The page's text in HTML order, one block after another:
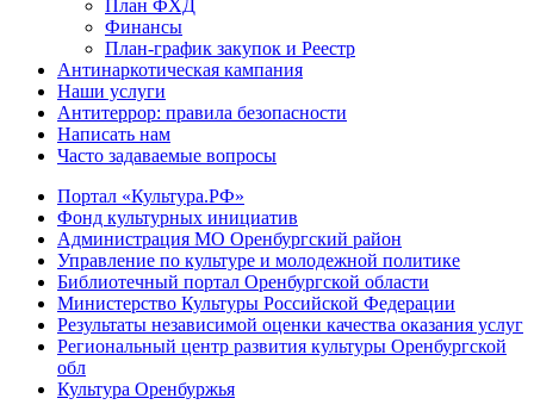
План ФХД
Финансы
План-график закупок и Реестр
Антинаркотическая кампания
Наши услуги
Антитеррор: правила безопасности
Написать нам
Часто задаваемые вопросы
Портал «Культура.РФ»
Фонд культурных инициатив
Администрация МО Оренбургский район
Управление по культуре и молодежной политике
Библиотечный портал Оренбургской области
Министерство Культуры Российской Федерации
Результаты независимой оценки качества оказания услуг
Региональный центр развития культуры Оренбургской
обл
Культура Оренбуржья